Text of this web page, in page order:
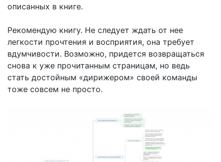
описанных в книге.
Рекомендую книгу. Не следует ждать от нее
легкости прочтения и восприятия, она требует
вдумчивости. Возможно, придется возвращаться
снова к уже прочитанным страницам, но ведь
стать достойным «дирижером» своей команды
тоже совсем не просто.